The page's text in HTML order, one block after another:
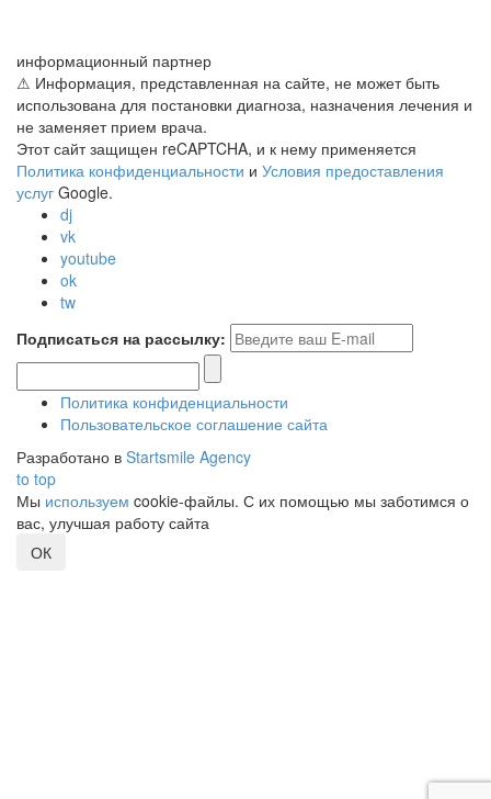
информационный партнер
⚠ Информация, представленная на сайте, не может быть
использована для постановки диагноза, назначения лечения и
не заменяет прием врача.
Этот сайт защищен reCAPTCHA, и к нему применяется
Политика конфиденциальности и Условия предоставления
услуг Google.
dj
vk
youtube
ok
tw
Подписаться на рассылку:
Политика конфиденциальности
Пользовательское соглашение сайта
Разработано в Startsmile Agency
to top
Мы используем cookie-файлы. С их помощью мы заботимся о
вас, улучшая работу сайта
ОК